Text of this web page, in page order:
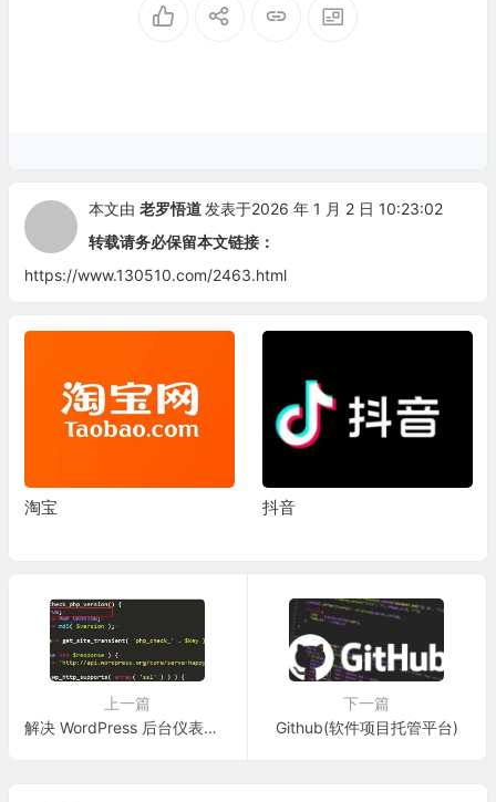
本文由 老罗悟道 发表于2026 年 1 月 2 日 10:23:02
转载请务必保留本文链接：
https://www.130510.com/2463.html
淘宝 抖音
上一篇
解决 WordPress 后台仪表盘慢问题
下一篇
Github(软件项目托管平台)